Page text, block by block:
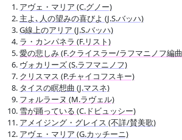
アヴェ・マリア (C.グノー)
主よ､人の望みの喜びよ (J.S.バッハ)
G線上のアリア (J.S.バッハ)
ラ・カンパネラ (F.リスト)
愛の悲しみ (F.クライスラー/ラフマニノフ編
ヴォカリーズ (S.ラフマニノフ)
クリスマス (P.チャイコフスキー)
タイスの瞑想曲 (J.マスネ)
フォルラーヌ (M.ラヴェル)
雪が踊っている (C.ドビュッシー)
アメイジング・グレイス (不詳/賛美歌)
アヴェ・マリア (G.カッチーニ)